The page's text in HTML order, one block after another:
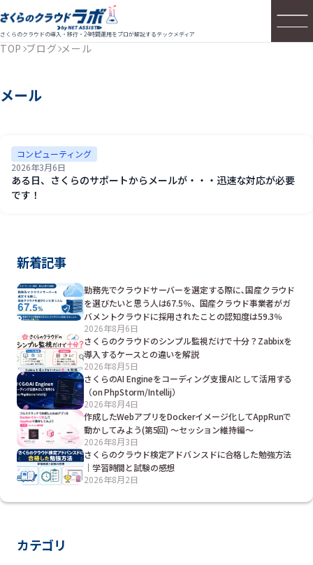
さくらのクラウドの導入・移行・24時間運用をプロが解説するテックメディア
TOP ブログ メール
メール
コンピューティング
2026年3月6日
ある日、さくらのサポートからメールが・・・迅速な対応が必要
です！
新着記事
勤務先でクラウドサーバーを選定する際に､国産クラウド
を選びたいと思う人は67.5％、国産クラウド事業者がガ
バメントクラウドに採用されたことの認知度は59.3％
2026年8月6日
さくらのクラウドのシンプル監視だけで十分？Zabbixを
導入するケースとの違いを解説
2026年8月5日
さくらのAI Engineをコーディング支援AIとして活用する
（on PhpStorm/Intellij）
2026年8月4日
作成したWebアプリをDockerイメージ化してAppRunで
動かしてみよう(第5回) ～セッション維持編～
2026年8月3日
さくらのクラウド検定アドバンスドに合格した勉強方法
｜学習時間と試験の感想
2026年8月2日
カテゴリ